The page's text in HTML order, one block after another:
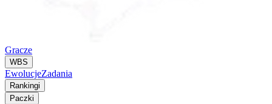
Gracze
WBS
EwolucjeZadania
Rankingi
Paczki